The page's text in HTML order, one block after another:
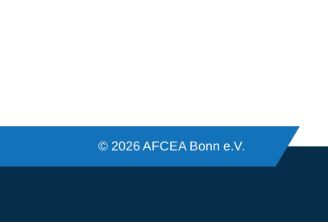
© 2026 AFCEA Bonn e.V.